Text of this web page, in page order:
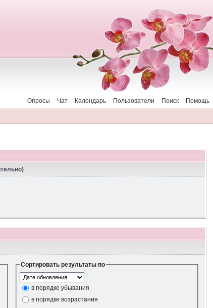
Помощь
Поиск
Пользователи
Календарь
Чат
Опросы
Сортировать результаты по
в порядке убывания
в порядке возрастания